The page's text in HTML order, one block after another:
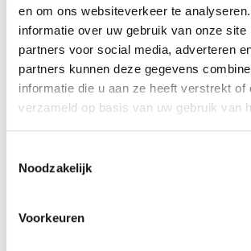
en om ons websiteverkeer te
informatie over uw gebruik van onze site
partners voor social media, adverteren
partners kunnen deze gegevens
informatie die u aan ze heeft verstrekt of
verzameld op basis van uw gebruik van
Noodzakelijk
Voorkeuren
Verwijderbare batterij
Smart display
Omschrijving
DE PRESTATIEGERICHTE AVONTURIER
het krachtige R-series aandrijfsysteem, samen
en volledig verstelbare dubbele vering, waardoor